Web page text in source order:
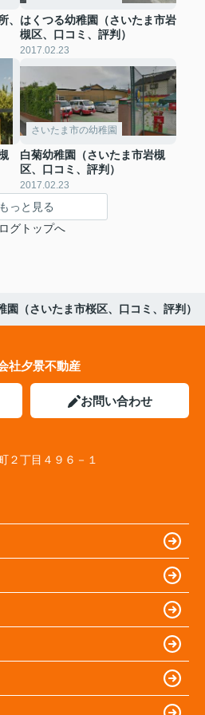
、 はくつる幼稚園（さいたま市岩
槻区、口コミ、評判）
2017.02.23
さいたま市の幼稚園
白菊幼稚園（さいたま市岩槻
区、口コミ、評判）
2017.02.23
もっと見る
グトップへ
園（さいたま市桜区、口コミ、評判）
社夕景不動産
お問い合わせ
２丁目４９６－１